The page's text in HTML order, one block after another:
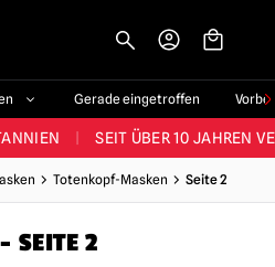
Gerade eingetroffen
KÖNIGREICH | ÜBER 60.000
SEIT ÜBER 10 JAHREN
HORROR-FANARTIKEL
KÖNIGREICH
Totenkopf-Masken Seite 2
SEITE 2